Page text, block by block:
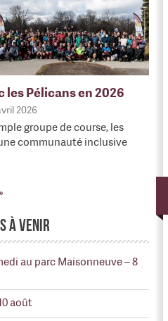
les Pélicans en 2026
2026
groupe de course, les
communauté inclusive
à venir
au parc Maisonneuve – 8
août